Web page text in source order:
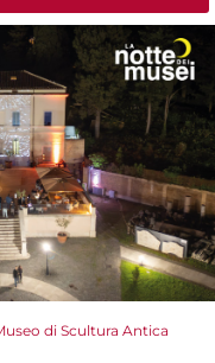
di Scultura Antica